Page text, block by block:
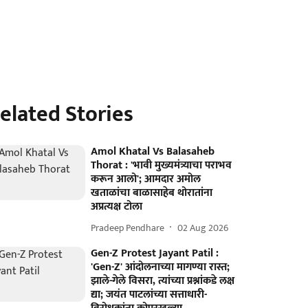
Stories
Amol Khatal Vs Balasaheb
Thorat : 'भावी मुख्यमंत्र्याचा पराभव
करून आलो'; आमदार अमोल
खताळांचा बाळासाहेब थोरातांना
अप्रत्यक्ष टोला
Pradeep Pendhare 02 Aug 2026
Gen-Z Protest Jayant Patil :
'Gen-Z' आंदोलनाच्या मागण्या रास्त;
झाले-गेले विसरा, त्यांच्या प्रश्नांकडे लक्ष
द्या; जयंत पाटलांच्या सत्ताधारी-